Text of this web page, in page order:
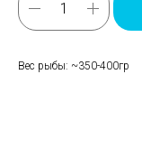
Вес рыбы: ~350-400гр